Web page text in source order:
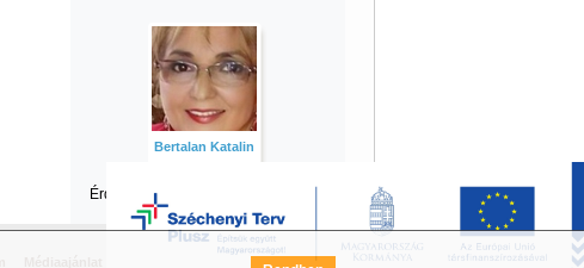
Bertalan Katalin
Érdekel Katalin
Széchenyi Terv Pályázat FAQ